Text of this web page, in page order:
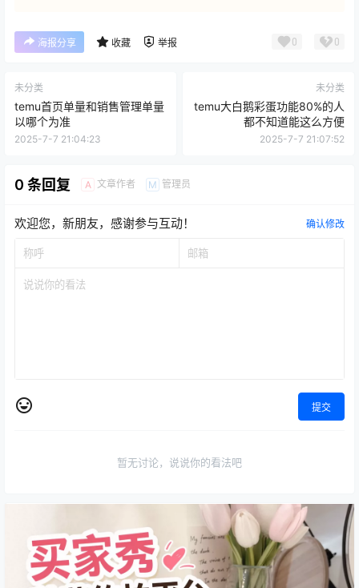
海报分享 收藏 举报 0 0
未分类
temu首页单量和销售管理单量
以哪个为准
2025-7-7 21:04:23
未分类
temu大白鹅彩蛋功能80%的人
都不知道能这么方便
2025-7-7 21:07:52
0 条回复 A 文章作者 M 管理员
欢迎您，新朋友，感谢参与互动！ 确认修改
提交
暂无讨论，说说你的看法吧